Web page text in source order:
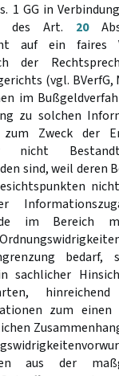
1 GG in
des Art. 20
auf ein faires
der
(vgl. BVerfG,
im
zu solchen
Zweck der
nicht
sind, weil deren
im Bereich
bedarf,
sachlicher
zum einen
aus der